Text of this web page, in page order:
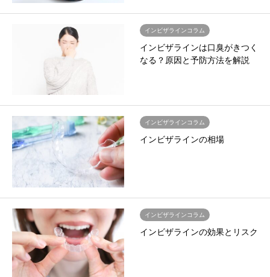
インビザラインコラム
インビザラインは口臭がきつく
なる？原因と予防方法を解説
インビザラインコラム
インビザラインの相場
インビザラインコラム
インビザラインの効果とリスク